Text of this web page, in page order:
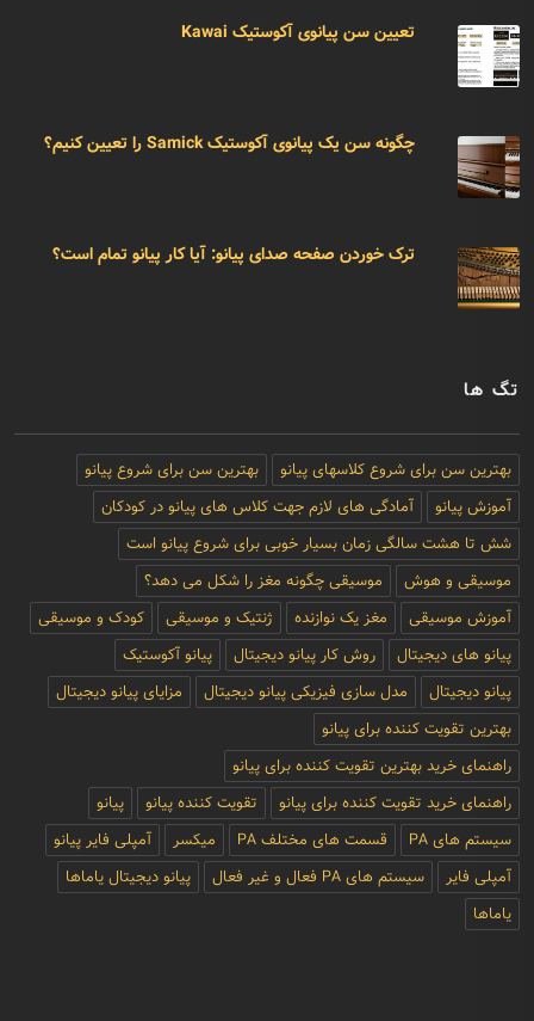
تعیین سن پیانوی آکوستیک Kawai
چگونه سن یک پیانوی آکوستیک Samick را تعیین کنیم؟
ترک خوردن صفحه صدای پیانو: آیا کار پیانو تمام است؟
تگ ها
بهترین سن برای شروع کلاسهای پیانو
بهترین سن برای شروع پیانو
آموزش پیانو
آمادگی های لازم جهت کلاس های پیانو در کودکان
شش تا هشت سالگی زمان بسیار خوبی برای شروع پیانو است
موسیقی و هوش
موسیقی چگونه مغز را شکل می دهد؟
آموزش موسیقی
مغز یک نوازنده ژنتیک و موسیقی
کودک و موسیقی
پیانو های دیجیتال
روش کار پیانو دیجیتال
پیانو آکوستیک
پیانو دیجیتال
مدل سازی فیزیکی پیانو دیجیتال
مزایای پیانو دیجیتال
بهترین تقویت کننده برای پیانو
راهنمای خرید بهترین تقویت کننده برای پیانو
راهنمای خرید تقویت کننده برای پیانو
تقویت کننده پیانو
پیانو
سیستم های PA
قسمت های مختلف PA میکسر
آمپلی فایر پیانو
آمپلی فایر
سیستم های PA فعال و غیر فعال
پیانو دیجیتال یاماها
یاماها